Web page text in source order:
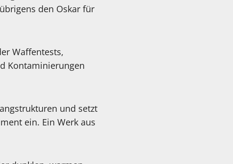
den Oskar für
Waffentests,
Kontaminierungen
und setzt
ein. Ein Werk aus